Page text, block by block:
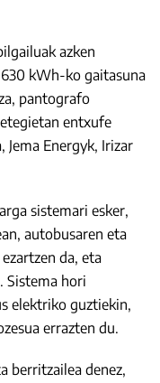
azken
kWh-ko gaitasuna
pantografo
entxufe
Energyk, Irizar
sistemari esker,
autobusaren eta
da, eta
Sistema hori
elektriko guztiekin,
errazten du.
berritzailea denez,